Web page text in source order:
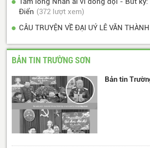
Điển (372 lượt xem)
CÂU TRUYỆN VỀ ĐẠI UÝ LÊ VĂN THÀNH
BẢN TIN TRƯỜNG SƠN
Bản tin